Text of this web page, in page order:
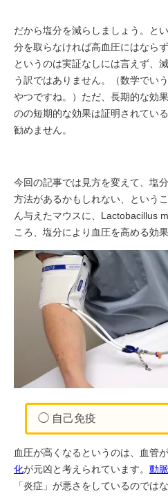
だから塩分を減らしましょう。と
分を取らなければ高血圧にはなら
というのは実証なしには言えず、
う訳ではありません。（数学でい
やつですね。）ただ、長期的な効
のの短期的な効果は証明されてい
勧めません。
今回の記事では見方を変えて、塩
方法があるかもしれない、という
ん与えたマウスに、Lactobacillus
ころ、塩分により血圧を高める効
◯ 自己免疫
血圧が高くなるというのは、血管
化が元凶と考えられています。 動
「炎症」が悪さをしているのでは